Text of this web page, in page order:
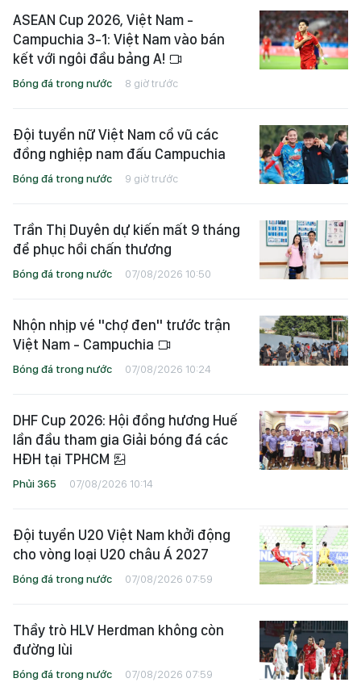
ASEAN Cup 2026, Việt Nam -
Campuchia 3-1: Việt Nam vào bán
kết với ngôi đầu bảng A!
Bóng đá trong nước 8 giờ trước
Đội tuyển nữ Việt Nam cổ vũ các
đồng nghiệp nam đấu Campuchia
Bóng đá trong nước 9 giờ trước
Trần Thị Duyên dự kiến mất 9 tháng
để phục hồi chấn thương
Bóng đá trong nước 07/08/2026 10:50
Nhộn nhịp vé "chợ đen" trước trận
Việt Nam - Campuchia
Bóng đá trong nước 07/08/2026 10:24
DHF Cup 2026: Hội đồng hương Huế
lần đầu tham gia Giải bóng đá các
HĐH tại TPHCM
Phủi 365 07/08/2026 10:14
Đội tuyển U20 Việt Nam khởi động
cho vòng loại U20 châu Á 2027
Bóng đá trong nước 07/08/2026 07:59
Thầy trò HLV Herdman không còn
đường lùi
Bóng đá trong nước 07/08/2026 07:59